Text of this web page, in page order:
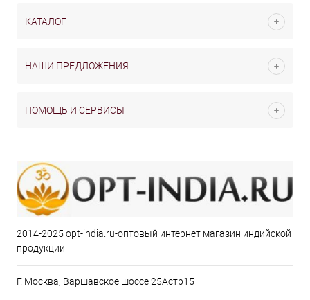
КАТАЛОГ
НАШИ ПРЕДЛОЖЕНИЯ
ПОМОЩЬ И СЕРВИСЫ
2014-2025 opt-india.ru-оптовый интернет магазин индийской
продукции
Г. Москва, Варшавское шоссе 25Астр15